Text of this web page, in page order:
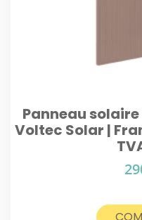
Panneau
Voltec Solar |